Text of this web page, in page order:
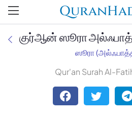
Jan Trust Foundation
Mufti Omar Sheriff Qasimi,
குர்ஆன் ஸூரா
ஸூரா
Qur'an Surah Al-